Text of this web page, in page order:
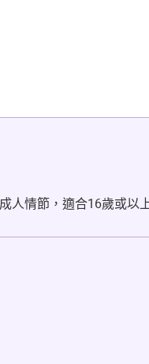
人情節，適合16歲或以